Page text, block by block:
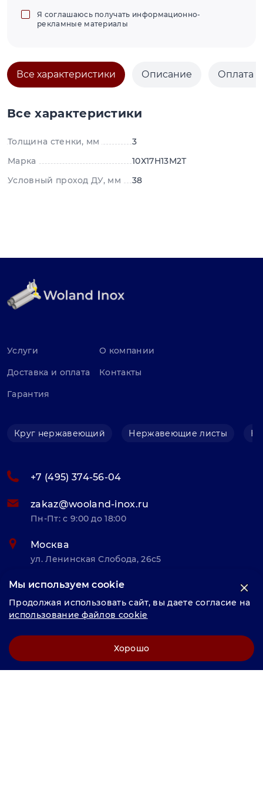
Я соглашаюсь получать информационно-
рекламные материалы
Все характеристики Описание Оплата
Все характеристики
Толщина стенки, мм
3
Марка
10Х17Н13М2Т
Условный проход ДУ, мм
38
Услуги
Доставка и оплата
Гарантия
О компании
Контакты
Круг нержавеющий Нержавеющие листы
+7 (495) 374-56-04
zakaz@wooland-inox.ru
Пн-Пт: с 9:00 до 18:00
Москва
ул. Ленинская Слобода, 26с5
© «Велунд нержавейка» 2025, Разработка и комплексное
продвижение " LCAgency"
Мы используем cookie
Продолжая использовать сайт, вы даете согласие на
использование файлов cookie
Хорошо